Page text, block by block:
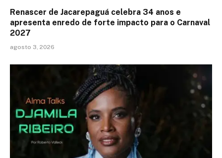
Renascer de Jacarepaguá celebra 34 anos e
apresenta enredo de forte impacto para o Carnaval
2027
agosto 3, 2026